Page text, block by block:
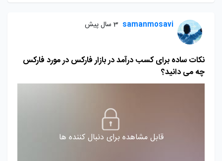
samanmosavi 3 سال پیش
نکات ساده برای کسب درآمد در بازار فارکس در مورد فارکس
چه می دانید؟
قابل مشاهده برای دنبال کننده ها